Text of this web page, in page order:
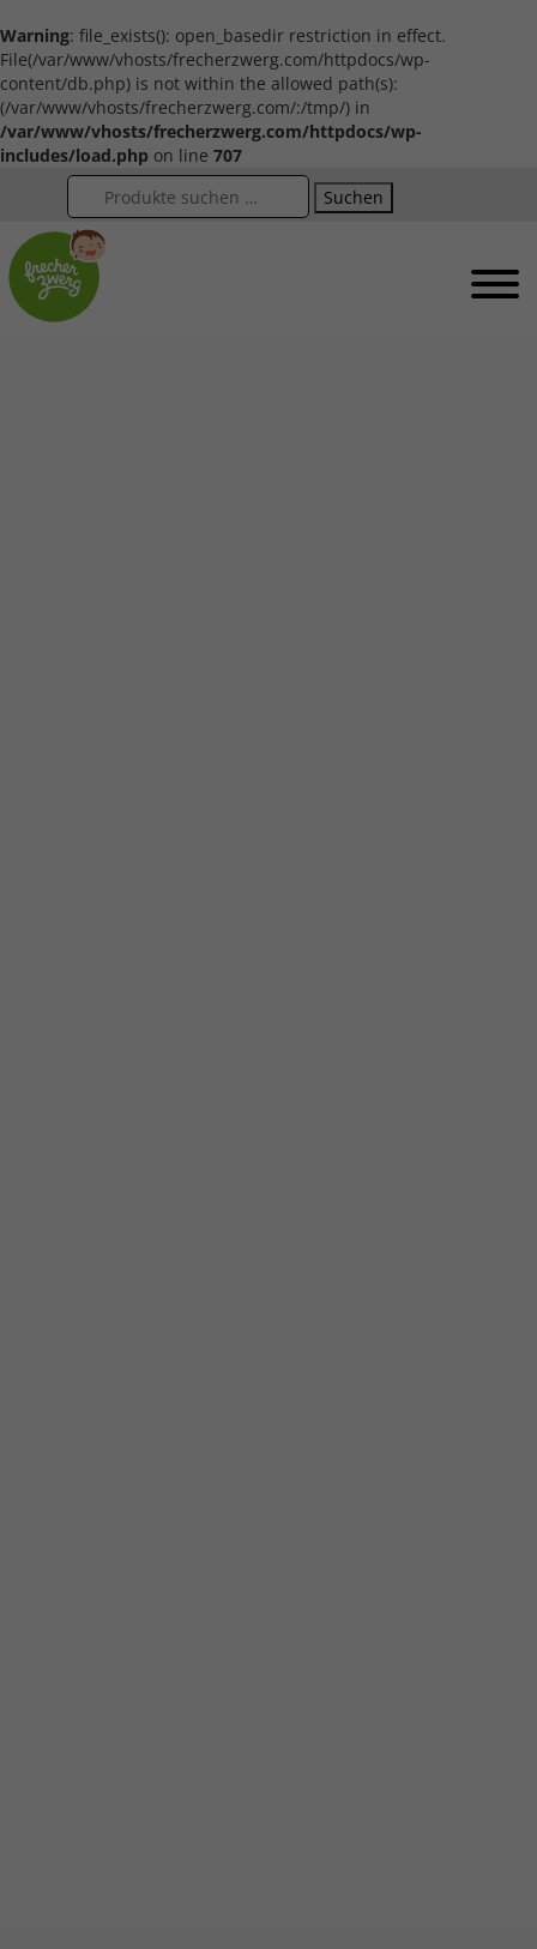
Warning: file_exists(): open_basedir restriction in effect.
File(/var/www/vhosts/frecherzwerg.com/httpdocs/wp-
content/db.php) is not within the allowed path(s):
(/var/www/vhosts/frecherzwerg.com/:/tmp/) in
/var/www/vhosts/frecherzwerg.com/httpdocs/wp-
includes/load.php on line 707
Suchen